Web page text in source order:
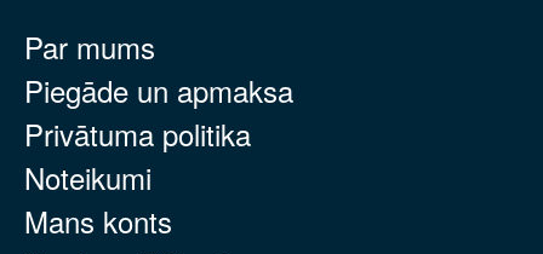
Par mums
Piegāde un apmaksa
Privātuma politika
Noteikumi
Mans konts